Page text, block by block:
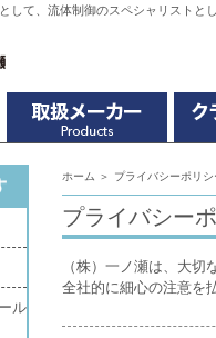
して、流体制御のスペシャリストと
ホーム ＞ プライバシーポリシ
プライバシー
（株）一ノ瀬は、大
全社的に細心の注意を
ル